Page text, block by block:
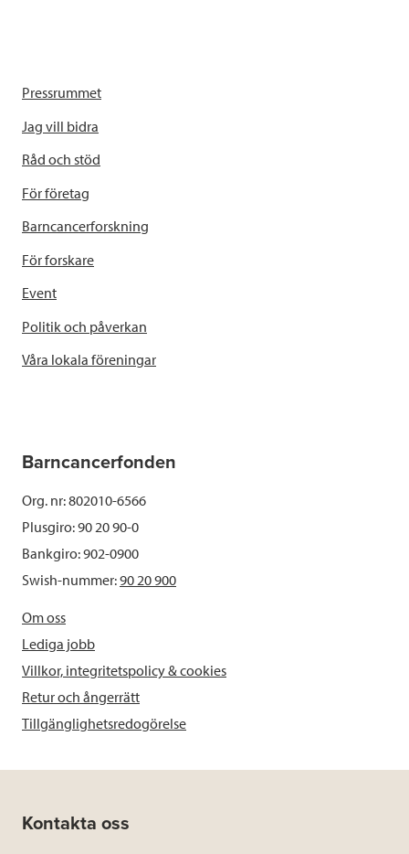
Pressrummet
Jag vill bidra
Råd och stöd
För företag
Barncancerforskning
För forskare
Event
Politik och påverkan
Våra lokala föreningar
Barncancerfonden
Org. nr: 802010-6566
Plusgiro: 90 20 90-0
Bankgiro: 902-0900
Swish-nummer:90 20 900
Om oss
Lediga jobb
Villkor, integritetspolicy & cookies
Retur och ångerrätt
Tillgänglighetsredogörelse
Kontakta oss